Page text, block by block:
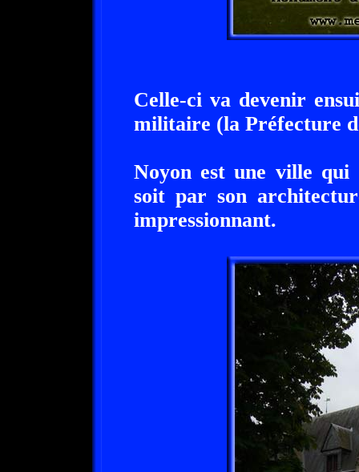
Celle-ci va devenir
militaire (la Préfecture
Noyon est une ville qui
soit par son
impressionnant.